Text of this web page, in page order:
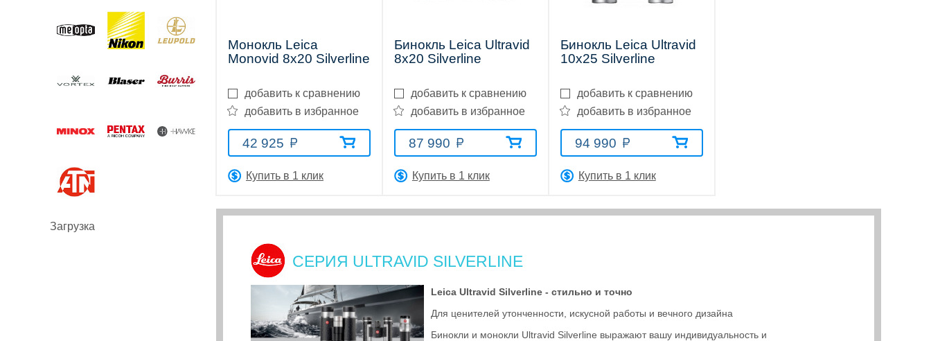
Загрузка
Монокль Leica
Monovid 8x20 Silverline
добавить к сравнению
добавить в избранное
42 925
Купить в 1 клик
Бинокль Leica Ultravid
8x20 Silverline
добавить к сравнению
добавить в избранное
87 990
Купить в 1 клик
Бинокль Leica Ultravid
10x25 Silverline
добавить к сравнению
добавить в избранное
94 990
Купить в 1 клик
СЕРИЯ ULTRAVID SILVERLINE
Leica Ultravid Silverline - стильно и точно
Для ценителей утонченности, искусной работы и вечного дизайна
Бинокли и монокли Ultravid Silverline выражают вашу индивидуальность и